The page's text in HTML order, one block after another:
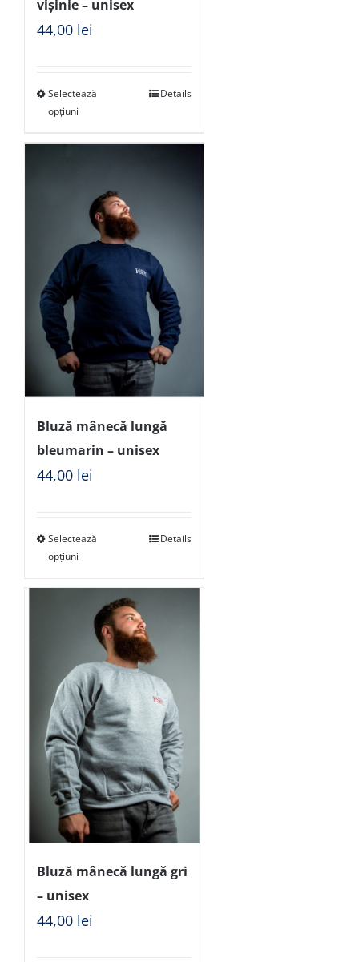
vișinie – unisex
44,00 lei
Selectează
opțiuni
Details
Bluză mânecă lungă
bleumarin – unisex
44,00 lei
Selectează
opțiuni
Details
Bluză mânecă lungă gri
– unisex
44,00 lei